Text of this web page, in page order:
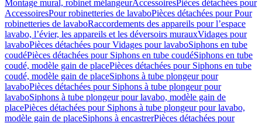
Montage mural, robinet mélangeurAccessoiresPièces détachées pour
AccessoiresPour robinetteries de lavaboPièces détachées pour Pour
robinetteries de lavaboRaccordements des appareils pour l’espace
lavabo, l’évier, les appareils et les déversoirs murauxVidages pour
lavaboPièces détachées pour Vidages pour lavaboSiphons en tube
coudéPièces détachées pour Siphons en tube coudéSiphons en tube
coudé, modèle gain de placePièces détachées pour Siphons en tube
coudé, modèle gain de placeSiphons à tube plongeur pour
lavaboPièces détachées pour Siphons à tube plongeur pour
lavaboSiphons à tube plongeur pour lavabo, modèle gain de
placePièces détachées pour Siphons à tube plongeur pour lavabo,
modèle gain de placeSiphons à encastrerPièces détachées pour